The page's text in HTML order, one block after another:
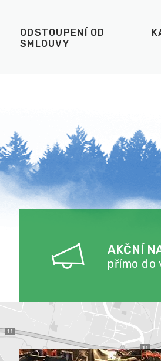
ODSTOUPENÍ OD
SMLOUVY
AKČNÍ
přímo do